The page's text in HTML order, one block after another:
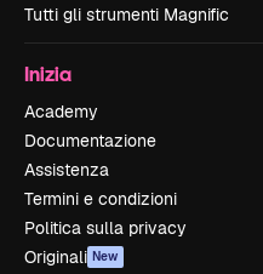
Tutti gli strumenti Magnific
Inizia
Academy
Documentazione
Assistenza
Termini e condizioni
Politica sulla privacy
Originali New